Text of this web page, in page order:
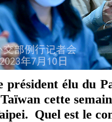
élu du
cette
Quel est le